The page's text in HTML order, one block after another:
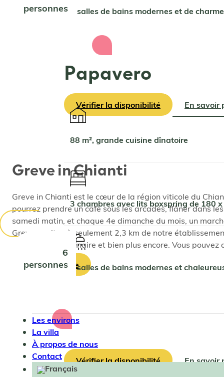
personnes
2 salles de bains modernes et de charme
Vérifier la disponibilité En savoir
6
personnes
Papavero
88 m², grande cuisine dînatoire
3 chambres avec lits boxspring de 180
2 salles de bains modernes et
Vérifier la disponibilité En savoir
Les environs
La villa
À propos de nous
Contact
Greve in Chianti
Greve in Chianti est le cœur de la région viticole du
pourrez prendre un café sous les arcades, flâner dans
samedi matin, et chaque 4e dimanche du mois, un
Greve se situe à seulement 2,3 km de notre
secours, un vétérinaire et bien plus encore. Vous
Voir l’itinéraire